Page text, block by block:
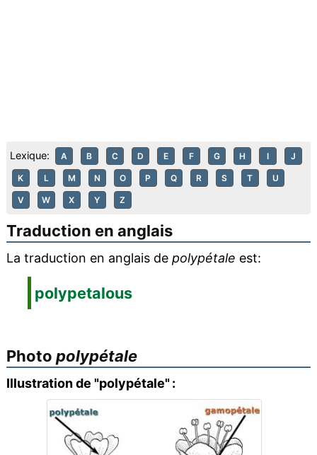
Lexique: A B C D E F G H I J
K L M N O P Q R S T U
V W X Y Z
Traduction en anglais
La traduction en anglais de polypétale est:
polypetalous
Photo polypétale
Illustration de "polypétale" :